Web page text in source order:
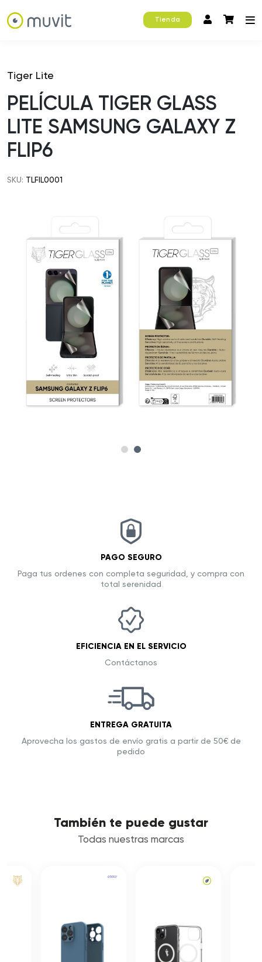
Tienda
Tiger Lite
PELÍCULA TIGER GLASS
LITE SAMSUNG GALAXY Z
FLIP6
SKU: TLFIL0001
PAGO SEGURO
Paga tus ordenes con completa seguridad, y compra con
total serenidad
EFICIENCIA EN EL SERVICIO
Contáctanos
ENTREGA GRATUITA
Aprovecha los gastos de envío gratis a partir de 50€ de
pedido
También te puede gustar
Todas nuestras marcas